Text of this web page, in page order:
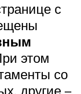
с
этом
со
другие –